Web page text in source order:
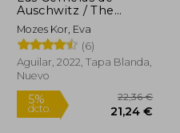
Rápido
Auschwitz / The
Twins of Auschwitz.
the Inspiring True
Story of a Young Girl
Surviving Mengele's
Hell
Mozes Kor, Eva
(6)
Aguilar, 2022, Tapa Blanda,
Nuevo